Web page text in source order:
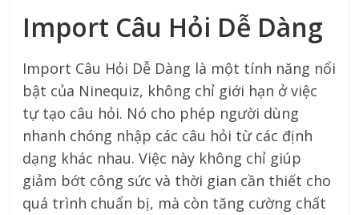
Import Câu Hỏi Dễ Dàng
Import Câu Hỏi Dễ Dàng là một tính năng nổi
bật của Ninequiz, không chỉ giới hạn ở việc
tự tạo câu hỏi. Nó cho phép người dùng
nhanh chóng nhập các câu hỏi từ các định
dạng khác nhau. Việc này không chỉ giúp
giảm bớt công sức và thời gian cần thiết cho
quá trình chuẩn bị, mà còn tăng cường chất